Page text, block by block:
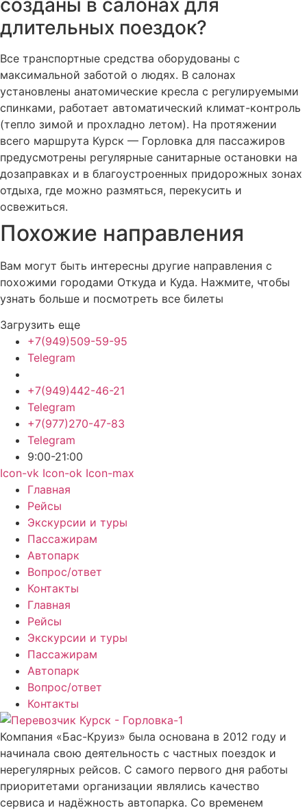
длительных поездок?
Все транспортные средства оборудованы с
максимальной заботой о людях. В салонах
установлены анатомические кресла с регулируемыми
спинками, работает автоматический климат-контроль
(тепло зимой и прохладно летом). На протяжении
всего маршрута Курск — Горловка для пассажиров
предусмотрены регулярные санитарные остановки на
дозаправках и в благоустроенных придорожных зонах
отдыха, где можно размяться, перекусить и
освежиться.
Похожие направления
Вам могут быть интересны другие направления с
похожими городами Откуда и Куда. Нажмите, чтобы
узнать больше и посмотреть все билеты
Загрузить еще
+7(949)509-59-95
Telegram
+7(949)442-46-21
Telegram
+7(977)270-47-83
Telegram
9:00-21:00
Icon-vk Icon-ok Icon-max
Главная
Рейсы
Экскурсии и туры
Пассажирам
Автопарк
Вопрос/ответ
Контакты
Главная
Рейсы
Экскурсии и туры
Пассажирам
Автопарк
Вопрос/ответ
Контакты
Компания «Бас-Круиз» была основана в 2012 году и
начинала свою деятельность с частных поездок и
нерегулярных рейсов. С самого первого дня работы
приоритетами организации являлись качество
сервиса и надёжность автопарка. Со временем